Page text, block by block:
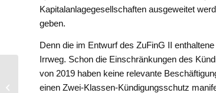
Kapitalanlagegesellschaften ausgeweitet
geben.
Denn die im Entwurf des ZuFinG II
Irrweg. Schon die Einschränkungen des
von 2019 haben keine relevante
einen Zwei-Klassen-Kündigungsschutz
Politik-Dialog zum